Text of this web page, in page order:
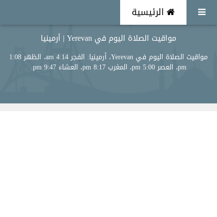
الرئيسية
مواقيت الصلاة اليوم في Yerevan | أرمينيا
مواقيت الصلاة اليوم في Yerevan، أرمينيا: الفجر 4:14 am، الظهر 1:08
pm، العصر 5:00 pm، المغرب 8:17 pm، العشاء 9:47 pm.